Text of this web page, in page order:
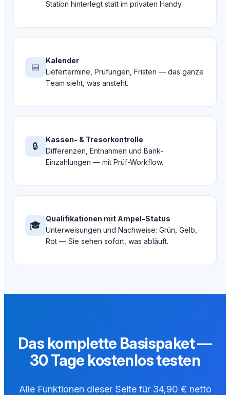
Station hinterlegt statt im privaten Handy.
📅
Kalender
Liefertermine, Prüfungen, Fristen — das ganze
Team sieht, was ansteht.
🔒
Kassen- & Tresorkontrolle
Differenzen, Entnahmen und Bank-
Einzahlungen — mit Prüf-Workflow.
🎓
Qualifikationen mit Ampel-Status
Unterweisungen und Nachweise: Grün, Gelb,
Rot — Sie sehen sofort, was abläuft.
Das komplette Basispaket —
30 Tage kostenlos testen
Alle Funktionen dieser Seite für 34,90 € netto